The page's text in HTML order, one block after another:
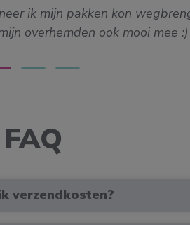
ik mijn pakken kon
overhemden ook mooi mee :)
FAQ
verzendkosten?